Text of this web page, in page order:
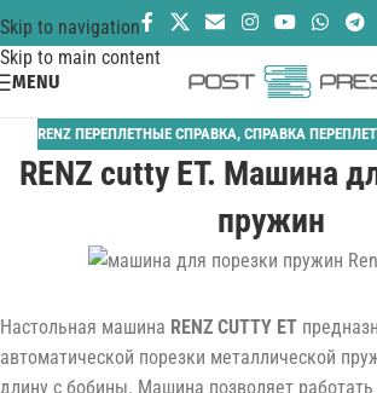
Skip to navigation
Skip to main content
MENU
RENZ ПЕРЕПЛЕТНЫЕ СПРАВКА, СПРАВКА
RENZ cutty ET. Машина
пружин
Настольная машина RENZ CUTTY ET
автоматической порезки металлической
длину с бобины. Машина позволяет работать